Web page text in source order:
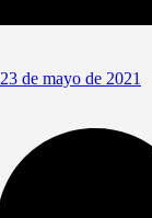
23 de mayo de 2021